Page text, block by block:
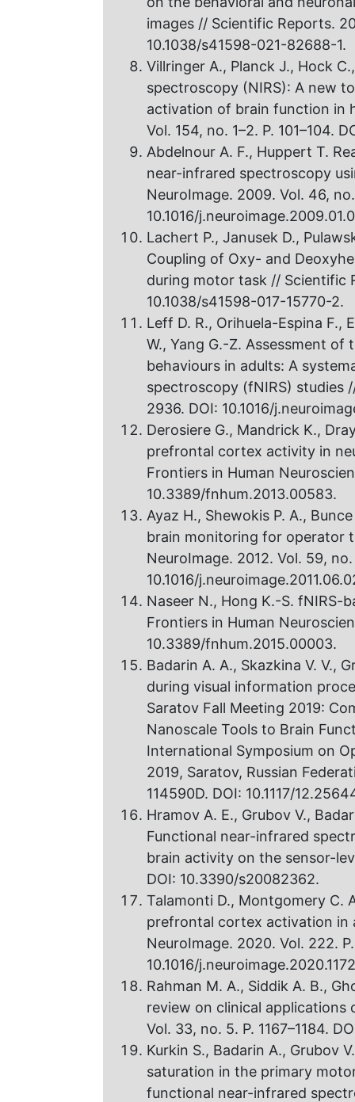
images // Scientific Reports.
10.1038/s41598-021-82688-1.
Villringer A., Planck J., Hock
spectroscopy (NIRS): A new
activation of brain function in
Vol. 154, no. 1–2. P. 101–104.
Abdelnour A. F., Huppert T.
near-infrared spectroscopy
NeuroImage. 2009. Vol. 46, no.
10.1016/
Lachert P., Janusek D.,
Coupling of Oxy- and
during motor task // Scientific
10.1038/s41598-017-15770-2.
Leff D. R., Orihuela-Espina F.,
W., Yang G.-Z. Assessment
behaviours in adults: A
spectroscopy (fNIRS) studies
2936. DOI: 10.1016/
Derosiere G., Mandrick K.,
prefrontal cortex activity in
Frontiers in Human
10.3389/fnhum.2013.00583.
Ayaz H., Shewokis P. A.,
brain monitoring for operator
NeuroImage. 2012. Vol. 59, no.
10.1016/
Naseer N., Hong K.-S.
Frontiers in Human
10.3389/fnhum.2015.00003.
Badarin A. A., Skazkina V. V.,
during visual information
Saratov Fall Meeting 2019:
Nanoscale Tools to Brain
International Symposium on
2019, Saratov, Russian
114590D. DOI: 10.1117/
Hramov A. E., Grubov V.,
Functional near-infrared
brain activity on the sensor-
DOI: 10.3390/s20082362.
Talamonti D., Montgomery C.
prefrontal cortex activation in
NeuroImage. 2020. Vol. 222.
10.1016/
Rahman M. A., Siddik A. B.,
review on clinical applications
Vol. 33, no. 5. P. 1167–1184.
Kurkin S., Badarin A., Grubov
saturation in the primary
functional near-infrared